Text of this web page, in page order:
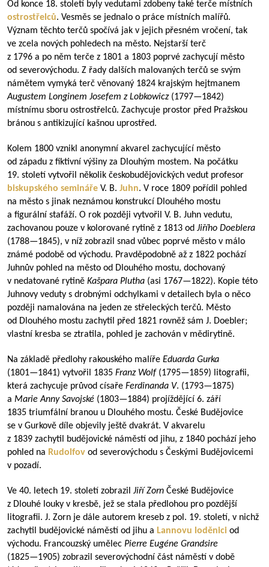
Od konce 18. století byly vedutami zdobeny také terče místních
ostrostřelců. Vesměs se jednalo o práce místních malířů.
Význam těchto terčů spočívá jak v jejich přesném vročení, tak
ve zcela nových pohledech na město. Nejstarší terč
z 1796 a po něm terče z 1801 a 1803 poprvé zachycují město
od severovýchodu. Z řady dalších malovaných terčů se svým
námětem vymyká terč věnovaný 1824 krajským hejtmanem
Augustem Longinem Josefem z Lobkowicz(1797—1842)
místnímu sboru ostrostřelců. Zachycuje prostor před Pražskou
bránou s antikizující kašnou uprostřed.
Kolem 1800 vznikl anonymní akvarel zachycující město
od západu z fiktivní výšiny za Dlouhým mostem. Na počátku
19. století vytvořil několik českobudějovických vedut profesor
biskupského semináře V. B. Juhn. V roce 1809 pořídil pohled
na město s jinak neznámou konstrukcí Dlouhého mostu
a figurální stafáží. O rok později vytvořil V. B. Juhn vedutu,
zachovanou pouze v kolorované rytině z 1813 od Jiřího Doeblera
(1788—1845), v níž zobrazil snad vůbec poprvé město v málo
známé podobě od východu. Pravděpodobně až z 1822 pochází
Juhnův pohled na město od Dlouhého mostu, dochovaný
v nedatované rytině Kašpara Plutha (asi 1767—1822). Kopie této
Juhnovy veduty s drobnými odchylkami v detailech byla o něco
později namalována na jeden ze střeleckých terčů. Město
od Dlouhého mostu zachytil před 1821 rovněž sám J. Doebler;
vlastní kresba se ztratila, pohled je zachován v mědirytině.
Na základě předlohy rakouského malíře Eduarda Gurka
(1801—1841) vytvořil 1835 Franz Wolf (1795—1859) litografii,
která zachycuje průvod císaře Ferdinanda V. (1793—1875)
a Marie Anny Savojské (1803—1884) projíždějící 6. září
1835 triumfální branou u Dlouhého mostu. České Budějovice
se v Gurkově díle objevily ještě dvakrát. V akvarelu
z 1839 zachytil budějovické náměstí od jihu, z 1840 pochází jeho
pohled na Rudolfov od severovýchodu s Českými Budějovicemi
v pozadí.
Ve 40. letech 19. století zobrazil Jiří Zorn České Budějovice
z Dlouhé louky v kresbě, jež se stala předlohou pro pozdější
litografii. J. Zorn je dále autorem kreseb z pol. 19. století, v nichž
zachytil budějovické náměstí od jihu a Lannovu loděnici od
východu. Francouzský umělec Pierre Eugéne Grandsire
(1825—1905) zobrazil severovýchodní část náměstí v době